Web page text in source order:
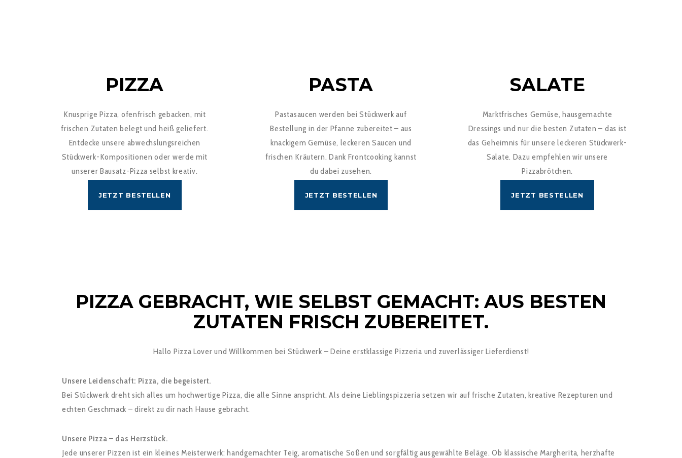
PIZZA
Knusprige Pizza, ofenfrisch gebacken, mit
frischen Zutaten belegt und heiß geliefert.
Entdecke unsere abwechslungsreichen
Stückwerk-Kompositionen oder werde mit
unserer Bausatz-Pizza selbst kreativ.
JETZT BESTELLEN
PASTA
Pastasaucen werden bei Stückwerk auf
Bestellung in der Pfanne zubereitet – aus
knackigem Gemüse, leckeren Saucen und
frischen Kräutern. Dank Frontcooking kannst
du dabei zusehen.
JETZT BESTELLEN
SALATE
Marktfrisches Gemüse, hausgemachte
Dressings und nur die besten Zutaten – das ist
das Geheimnis für unsere leckeren Stückwerk-
Salate. Dazu empfehlen wir unsere
Pizzabrötchen.
JETZT BESTELLEN
PIZZA GEBRACHT, WIE SELBST GEMACHT: AUS BESTEN
ZUTATEN FRISCH ZUBEREITET.
Hallo Pizza Lover und Willkommen bei Stückwerk – Deine erstklassige Pizzeria und zuverlässiger Lieferdienst!
Unsere Leidenschaft: Pizza, die begeistert.
Bei Stückwerk dreht sich alles um hochwertige Pizza, die alle Sinne anspricht. Als deine Lieblingspizzeria setzen wir auf frische Zutaten, kreative Rezepturen und
echten Geschmack – direkt zu dir nach Hause gebracht.
Unsere Pizza – das Herzstück.
Jede unserer Pizzen ist ein kleines Meisterwerk: handgemachter Teig, aromatische Soßen und sorgfältig ausgewählte Beläge. Ob klassische Margherita, herzhafte